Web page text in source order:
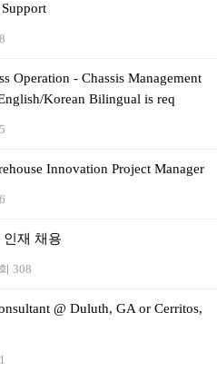
Operation - Chassis Management
Korean Bilingual is req
Innovation Project Manager
재 채용
308
@ Duluth, GA or Cerritos,